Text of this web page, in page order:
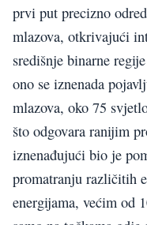
prvi put precizno
mlazova, otkrivajući
središnje binarne
ono se iznenada
mlazova, oko 75
što odgovara ranijim
iznenađujući bio je
promatranju različitih
energijama, većim od